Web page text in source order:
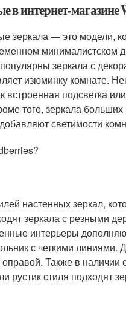
в интернет-магазине
зеркала — это модели,
минималистском
зеркала с
изюминку комнате.
подсветка
того, зеркала
светимости
настенных зеркал,
зеркала с резными
интерьеры
с четкими линиями.
Также в наличии
рустик стиля подходят